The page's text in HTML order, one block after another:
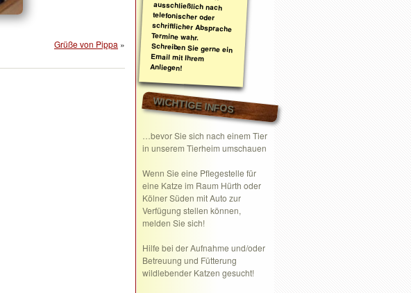
Grüße von Pippa »
Anliegen!
WICHTIGE INFOS
…bevor Sie sich nach einem Tier
in unserem Tierheim umschauen
Wenn Sie eine Pflegestelle für
eine Katze im Raum Hürth oder
Kölner Süden mit Auto zur
Verfügung stellen können,
melden Sie sich!
Hilfe bei der Aufnahme und/oder
Betreuung und Fütterung
wildlebender Katzen gesucht!